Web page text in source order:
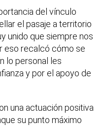
del vínculo
el pasaje a territorio
unido que siempre nos
eso recalcó cómo se
lo personal les
y por el apoyo de
una actuación positiva
su punto máximo